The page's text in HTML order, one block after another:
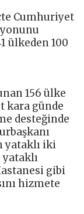
Cumhuriyet
ülkeden 100
156 ülke
kara günde
desteğinde
yataklı iki
gibi
hizmete